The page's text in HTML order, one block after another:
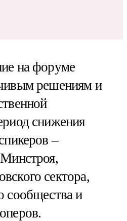
на форуме
решениям и
снижения
–
сектора,
сообщества и